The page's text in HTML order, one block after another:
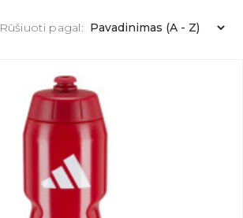
Rūšiuoti pagal: